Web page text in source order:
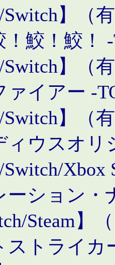
Switch】（
！鮫！鮫！
Switch】（
ァイアー -
Switch】（
ィウスオリ
Switch/
ーション・
Steam】
ストライカ